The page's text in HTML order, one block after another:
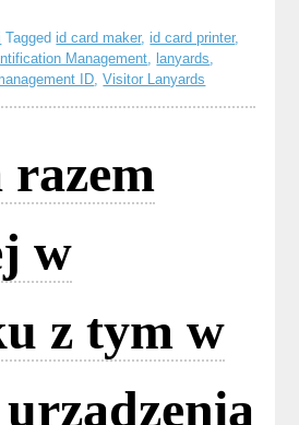
Tagged id card maker, id card printer,
Management, lanyards,
ID,Visitor Lanyards
razem
w
z tym w